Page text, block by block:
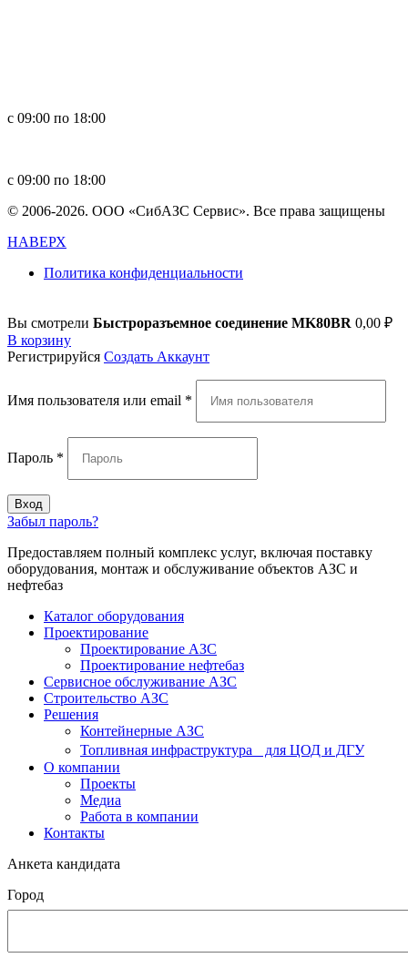
с 09:00 по 18:00
с 09:00 по 18:00
© 2006-2026. ООО «СибАЗС Сервис». Все права защищены
НАВЕРХ
Политика конфиденциальности
Вы смотрели Быстроразъемное соединение MK80BR 0,00 ₽
В корзину
Регистрируйся Создать Аккаунт
Имя пользователя или email *
Пароль *
Вход
Забыл пароль?
Предоставляем полный комплекс услуг, включая поставку
оборудования, монтаж и обслуживание объектов АЗС и
нефтебаз
Каталог оборудования
Проектирование
Проектирование АЗС
Проектирование нефтебаз
Cервисное обслуживание АЗС
Строительство АЗС
Решения
Контейнерные АЗС
Топливная инфраструктура для ЦОД и ДГУ
О компании
Проекты
Медиа
Работа в компании
Контакты
Анкета кандидата
Город